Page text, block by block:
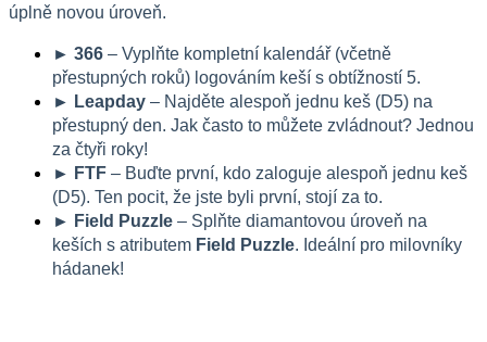
úplně novou úroveň.
► 366 – Vyplňte kompletní kalendář (včetně
přestupných roků) logováním keší s obtížností 5.
► Leapday – Najděte alespoň jednu keš (D5) na
přestupný den. Jak často to můžete zvládnout? Jednou
za čtyři roky!
► FTF – Buďte první, kdo zaloguje alespoň jednu keš
(D5). Ten pocit, že jste byli první, stojí za to.
► Field Puzzle – Splňte diamantovou úroveň na
keších s atributem Field Puzzle. Ideální pro milovníky
hádanek!